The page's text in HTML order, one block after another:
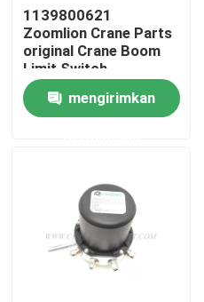
Kontrol kualitas
Hubungi kami
Quote request suatu
Suku cadang derek
1139800621
Zoomlion Crane Parts
original Crane Boom
Limit Switch
mengirimkan